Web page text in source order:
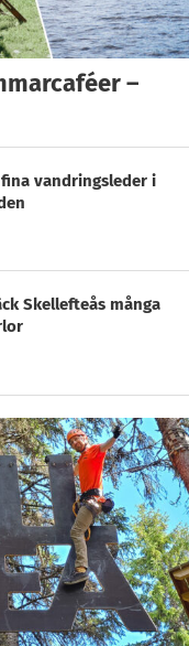
–
vandringsleder i
Skellefteås många